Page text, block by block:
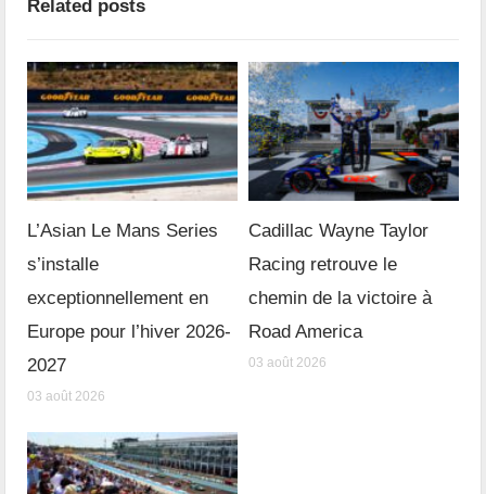
Related posts
L’Asian Le Mans Series
s’installe
exceptionnellement en
Europe pour l’hiver 2026-
2027
03 août 2026
Cadillac Wayne Taylor
Racing retrouve le
chemin de la victoire à
Road America
03 août 2026